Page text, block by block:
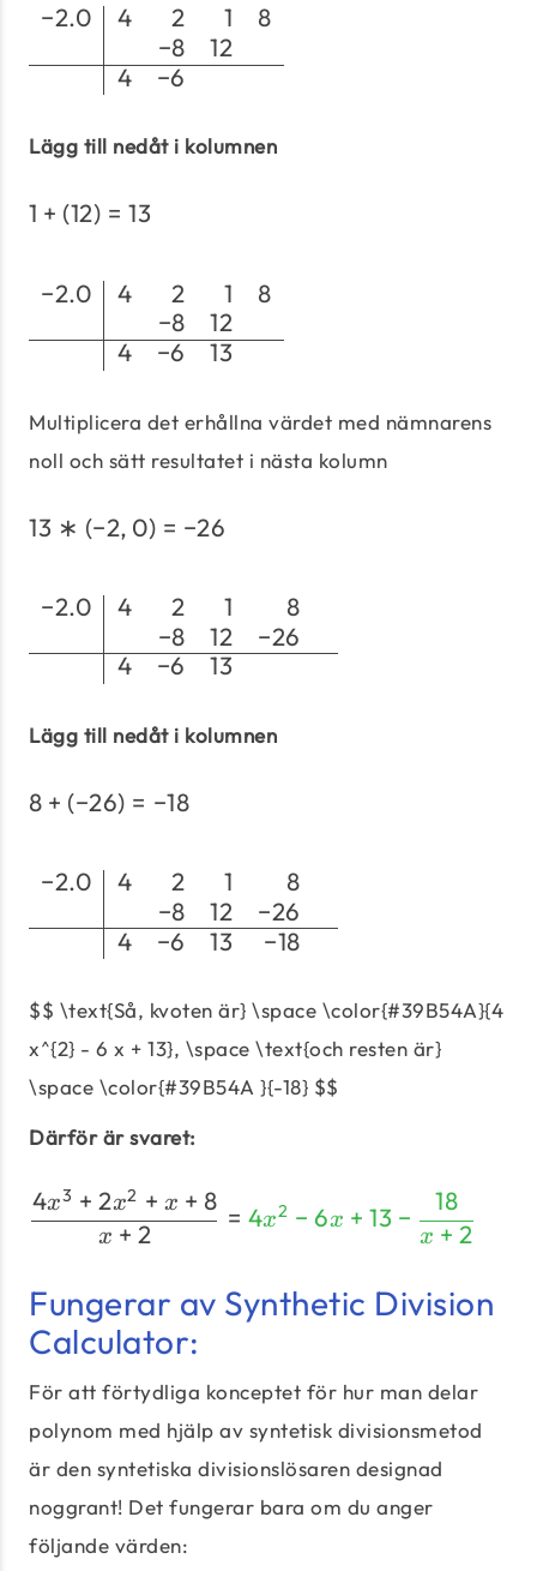
\begin{array}{c|rrrrr}-
−2.0
4
4
2
−8
−6
1
12
8
Lägg till nedåt i kolumnen
1 + (12) = 13
\begin{array}{c|rrrrr}-
−2.0
4
4
2
−8
−6
1
12
13
8
Multiplicera det erhållna värdet med nämnarens
noll och sätt resultatet i nästa kolumn
13 ∗ (−2, 0) = −26
−2.0
4
4
2
−8
−6
1
12
13
8
−26
Lägg till nedåt i kolumnen
8 + (−26) = −18
\begin{array}{c|rrrrr}-
−2.0
4
4
2
−8
−6
1
12
13
8
−26
−18
$$ \text{Så, kvoten är} \space \color{#39B54A}{4
x^{2} - 6 x + 13}, \space \text{och resten är}
\space \color{#39B54A }{-18} $$
Därför är svaret:
\dfrac{4 x^{3} + 2
x + 2
4x3 + 2x2 + x + 8
= 4x2 − 6x + 13 −
x + 2
18
Fungerar av Synthetic Division
Calculator:
För att förtydliga konceptet för hur man delar
polynom med hjälp av syntetisk divisionsmetod
är den syntetiska divisionslösaren designad
noggrant! Det fungerar bara om du anger
följande värden: